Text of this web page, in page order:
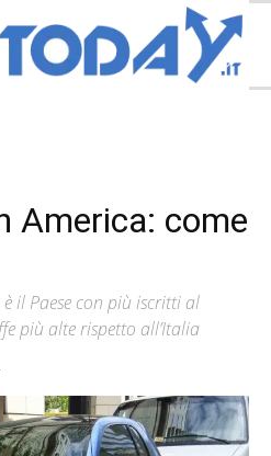
America: come
il Paese con più iscritti al
più alte rispetto all’Italia